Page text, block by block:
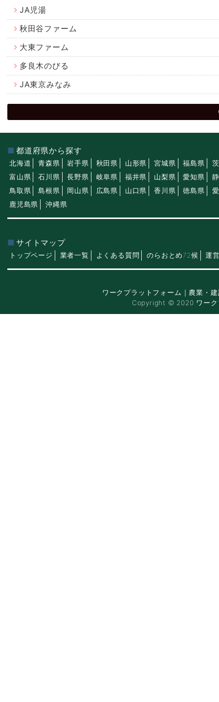
JA児湯
秋田谷ファーム
大東ファーム
多良木のびる
JA東京みなみ
都道府県から探す
北海道 青森県 岩手県 秋田県 山形県 宮城県 福島県
富山県
石川県 長野県 岐阜県 福井県 山梨県 愛知県
鳥取県
島根県 岡山県 広島県 山口県 香川県 徳島県
鹿児島県
沖縄県
サイトマップ
トップページ 業者一覧 よくある質問 のらおとめ72候 運
ワークプラットフォーム｜農業・
Copyright © 2020 ワーク